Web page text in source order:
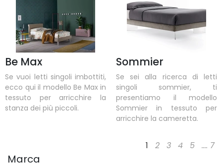
Be Max
Se vuoi letti singoli imbottiti,
ecco qui il modello Be Max in
tessuto per arricchire la
stanza dei più piccoli.
Sommier
Se sei alla ricerca di letti
singoli sommier, ti
presentiamo il modello
Sommier in tessuto per
arricchire la cameretta.
1 2 3 4 5 .... 7
Marca